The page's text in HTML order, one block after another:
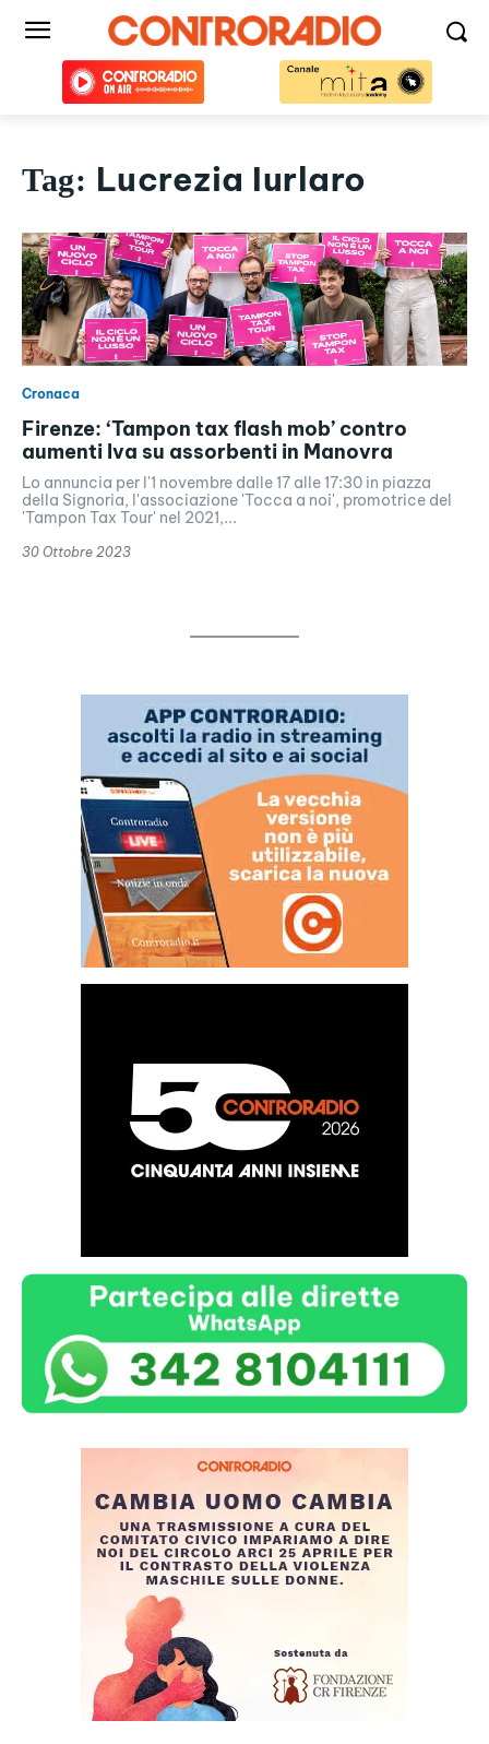
Tag: Lucrezia Iurlaro
Cronaca
Firenze: ‘Tampon tax flash mob’ contro
aumenti Iva su assorbenti in Manovra
Lo annuncia per l'1 novembre dalle 17 alle 17:30 in piazza
della Signoria, l'associazione 'Tocca a noi', promotrice del
'Tampon Tax Tour' nel 2021,...
30 Ottobre 2023